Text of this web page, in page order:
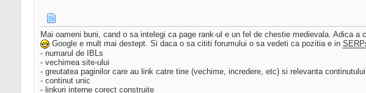
Mai oameni buni, cand o sa intelegi ca page rank-ul e un fel de chestie medievala. Adica
Google e mult mai destept. Si daca o sa cititi forumului o sa vedeti ca pozitia e in
- numarul de IBLs
- vechimea site-ului
- greutatea paginilor care au link catre tine (vechime, incredere, etc) si relevanta
- continut unic
- linkuri interne corect construite